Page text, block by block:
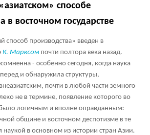
способе
в восточном государстве
способ производства» введен в
К. Марксом почти полтора века назад.
- особенно сегодня, когда наука
и обнаружила структуры,
почти в любой части земного
не в термине, появление которого во
логичным и вполне оправданным:
общине и восточном деспотизме в те
наукой в основном из истории стран Азии.